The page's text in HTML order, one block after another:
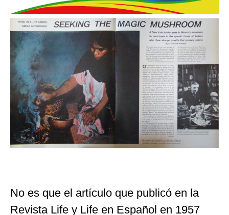
No es que el artículo que publicó en la
Revista Life y Life en Español en 1957